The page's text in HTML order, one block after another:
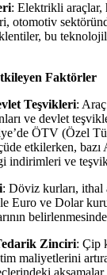
: Elektrikli araçlar,
otomotiv
bu
Faktörler
Teşvikleri:
ve devlet
ÖTV (Özel
etkilerken,
indirimleri ve
: Döviz kurları, ithal
Euro ve Dolar
Zinciri: Çip
maliyetlerini